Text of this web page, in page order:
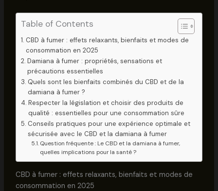
Table of Contents
CBD à fumer : effets relaxants, bienfaits et modes de
consommation en 2025
Damiana à fumer : propriétés, sensations et
précautions essentielles
Quels sont les bienfaits combinés du CBD et de la
damiana à fumer ?
Respecter la législation et choisir des produits de
qualité : essentielles pour une consommation sûre
Conseils pratiques pour une expérience optimale et
sécurisée avec le CBD et la damiana à fumer
Question fréquente : Le CBD et la damiana à fumer,
quelles implications pour la santé ?
CBD à fumer : effets relaxants, bienfaits et modes de
consommation en 2025